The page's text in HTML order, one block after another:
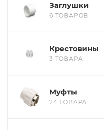
Заглушки
6 ТОВАРОВ
Крестовины
3 ТОВАРА
Муфты
24 ТОВАРА